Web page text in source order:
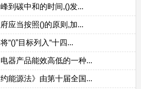
到碳中和的时间,()发...
应当按照()的原则,加...
“()”目标列入“十四...
器产品能效高低的一种...
能源法》由第十届全国...